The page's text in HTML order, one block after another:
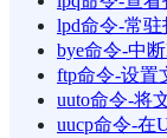
lpd命令-常
bye命令-中
ftp命令-设置
uuto命令-将
uucp命令-在